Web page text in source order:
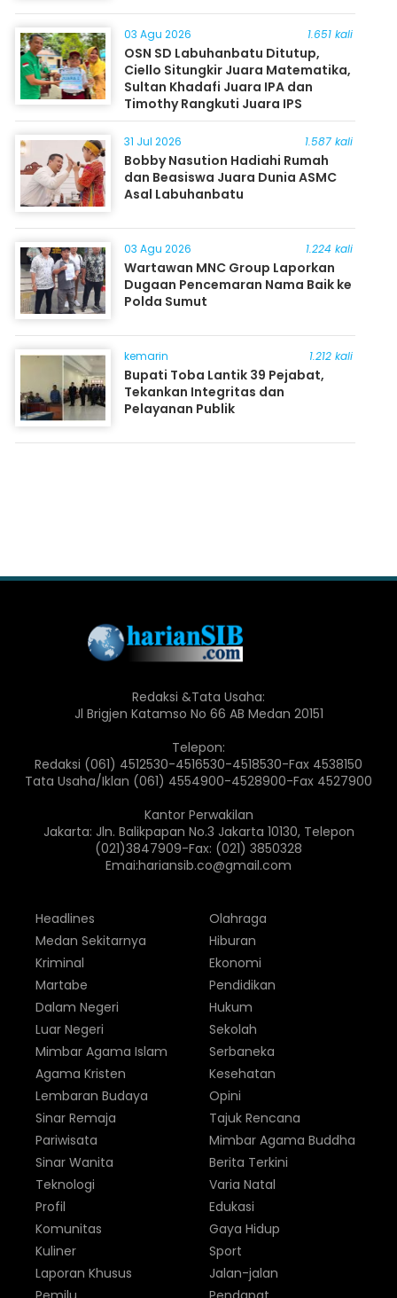
03 Agu 2026 1.651 kali
OSN SD Labuhanbatu Ditutup,
Ciello Situngkir Juara Matematika,
Sultan Khadafi Juara IPA dan
Timothy Rangkuti Juara IPS
31 Jul 2026 1.587 kali
Bobby Nasution Hadiahi Rumah
dan Beasiswa Juara Dunia ASMC
Asal Labuhanbatu
03 Agu 2026 1.224 kali
Wartawan MNC Group Laporkan
Dugaan Pencemaran Nama Baik ke
Polda Sumut
kemarin 1.212 kali
Bupati Toba Lantik 39 Pejabat,
Tekankan Integritas dan
Pelayanan Publik
Redaksi &Tata Usaha:
Jl Brigjen Katamso No 66 AB Medan 20151
Telepon:
Redaksi (061) 4512530-4516530-4518530-Fax 4538150
Tata Usaha/Iklan (061) 4554900-4528900-Fax 4527900
Kantor Perwakilan
Jakarta: Jln. Balikpapan No.3 Jakarta 10130, Telepon
(021)3847909-Fax: (021) 3850328
Emai:hariansib.co@gmail.com
Headlines
Medan Sekitarnya
Kriminal
Martabe
Dalam Negeri
Luar Negeri
Olahraga
Hiburan
Ekonomi
Pendidikan
Hukum
Sekolah
Mimbar Agama Islam
Agama Kristen
Lembaran Budaya
Sinar Remaja
Pariwisata
Sinar Wanita
Serbaneka
Kesehatan
Opini
Tajuk Rencana
Mimbar Agama Buddha
Berita Terkini
Teknologi
Profil
Komunitas
Kuliner
Laporan Khusus
Varia Natal
Edukasi
Gaya Hidup
Sport
Jalan-jalan